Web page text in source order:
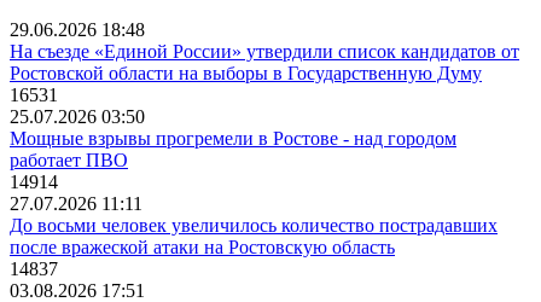
29.06.2026 18:48
На съезде «Единой России» утвердили список кандидатов от
Ростовской области на выборы в Государственную Думу
16531
25.07.2026 03:50
Мощные взрывы прогремели в Ростове - над городом
работает ПВО
14914
27.07.2026 11:11
До восьми человек увеличилось количество пострадавших
после вражеской атаки на Ростовскую область
14837
03.08.2026 17:51